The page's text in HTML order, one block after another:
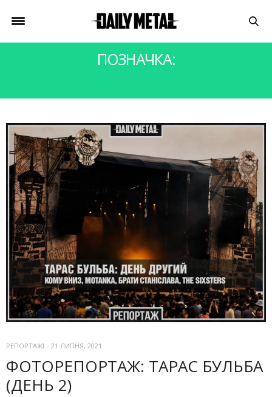
ПОЗНАЧКА:
РЕПОРТАЖІ - 21 ЛИПНЯ, 2021
ФОТОРЕПОРТАЖ: ТАРАС БУЛЬБА
(ДЕНЬ 2)